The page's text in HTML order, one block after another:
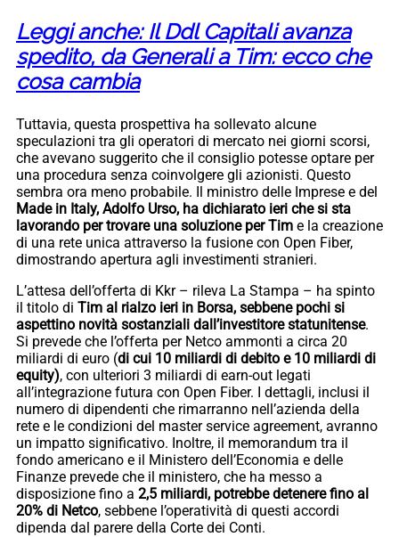
Leggi anche: Il Ddl Capitali avanza
spedito, da Generali a Tim: ecco che
cosa cambia
Tuttavia, questa prospettiva ha sollevato alcune
speculazioni tra gli operatori di mercato nei giorni scorsi,
che avevano suggerito che il consiglio potesse optare per
una procedura senza coinvolgere gli azionisti. Questo
sembra ora meno probabile. Il ministro delle Imprese e del
Made in Italy, Adolfo Urso, ha dichiarato ieri che si sta
lavorando per trovare una soluzione per Tim e la creazione
di una rete unica attraverso la fusione con Open Fiber,
dimostrando apertura agli investimenti stranieri.
L’attesa dell’offerta di Kkr – rileva La Stampa – ha spinto
il titolo di Tim al rialzo ieri in Borsa, sebbene pochi si
aspettino novità sostanziali dall’investitore statunitense.
Si prevede che l’offerta per Netco ammonti a circa 20
miliardi di euro (di cui 10 miliardi di debito e 10 miliardi di
equity), con ulteriori 3 miliardi di earn-out legati
all’integrazione futura con Open Fiber. I dettagli, inclusi il
numero di dipendenti che rimarranno nell’azienda della
rete e le condizioni del master service agreement, avranno
un impatto significativo. Inoltre, il memorandum tra il
fondo americano e il Ministero dell’Economia e delle
Finanze prevede che il ministero, che ha messo a
disposizione fino a 2,5 miliardi, potrebbe detenere fino al
20% di Netco, sebbene l’operatività di questi accordi
dipenda dal parere della Corte dei Conti.